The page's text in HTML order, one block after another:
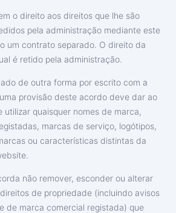
o direito aos direitos que lhe são
pela administração mediante este
um contrato separado. O direito da
é retido pela administração.
de outra forma por escrito com a
provisão deste acordo deve dar ao
utilizar quaisquer nomes de marca,
marcas de serviço, logótipos,
ou características distintas da
não remover, esconder ou alterar
de propriedade (incluindo avisos
de marca comercial registada) que